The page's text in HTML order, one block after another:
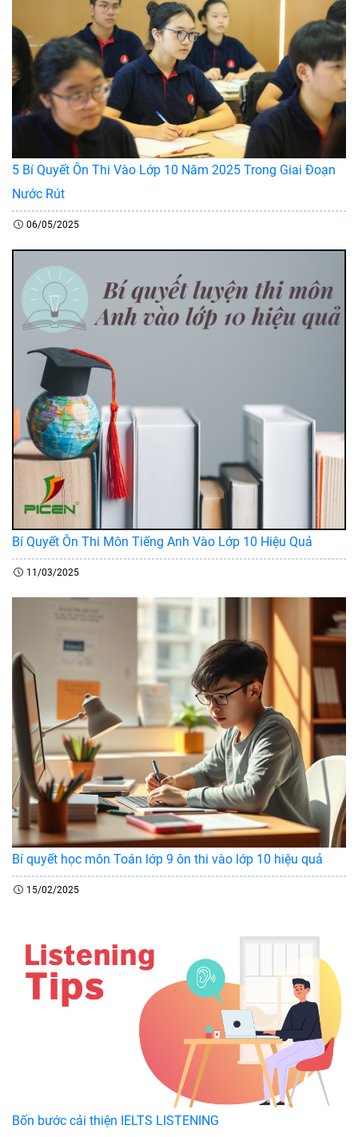
5 Bí Quyết Ôn Thi Vào Lớp 10 Năm 2025 Trong Giai Đoạn
Nước Rút
06/05/2025
Bí Quyết Ôn Thi Môn Tiếng Anh Vào Lớp 10 Hiệu Quả
11/03/2025
Bí quyết học môn Toán lớp 9 ôn thi vào lớp 10 hiệu quả
15/02/2025
Bốn bước cải thiện IELTS LISTENING